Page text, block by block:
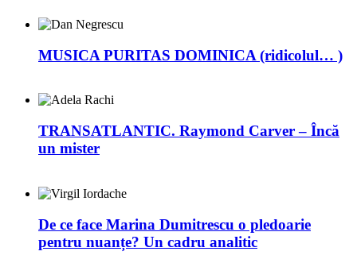
MUSICA PURITAS DOMINICA (ridicolul… )
TRANSATLANTIC. Raymond Carver – Încă
un mister
De ce face Marina Dumitrescu o pledoarie
pentru nuanțe? Un cadru analitic